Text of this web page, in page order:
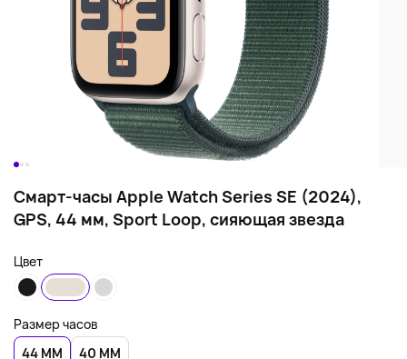
Смарт-часы Apple Watch Series SE (2024),
GPS, 44 мм, Sport Loop, сияющая звезда
Цвет
Размер часов
44 ММ
40 ММ